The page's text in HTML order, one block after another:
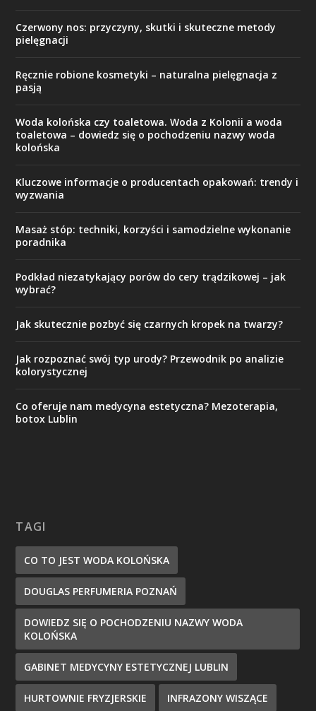
Czerwony nos: przyczyny, skutki i skuteczne metody
pielęgnacji
Ręcznie robione kosmetyki – naturalna pielęgnacja z
pasją
Woda kolońska czy toaletowa. Woda z Kolonii a woda
toaletowa – dowiedz się o pochodzeniu nazwy woda
kolońska
Kluczowe informacje o producentach opakowań: trendy i
wyzwania
Masaż stóp: techniki, korzyści i samodzielne wykonanie
poradnika
Podkład niezatykający porów do cery trądzikowej – jak
wybrać?
Jak skutecznie pozbyć się czarnych kropek na twarzy?
Jak rozpoznać swój typ urody? Przewodnik po analizie
kolorystycznej
Co oferuje nam medycyna estetyczna? Mezoterapia,
botox Lublin
TAGI
CO TO JEST WODA KOLOŃSKA
DOUGLAS PERFUMERIA POZNAŃ
DOWIEDZ SIĘ O POCHODZENIU NAZWY WODA
KOLOŃSKA
GABINET MEDYCYNY ESTETYCZNEJ LUBLIN
HURTOWNIE FRYZJERSKIE INFRAZONY WISZĄCE